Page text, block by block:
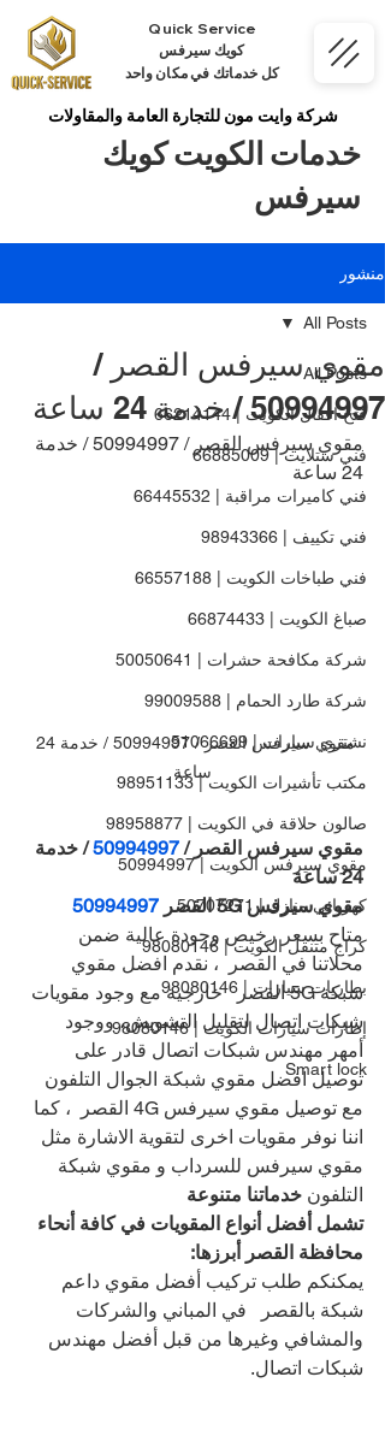
Quick Service
كويك سيرفس
كل خدماتك في مكان واحد
شركة وايت مون للتجارة العامة والمقاولات
خدمات الكويت كويك
سيرفس
منشور
All Posts
فتح اقفال الكويت | 66214144
فني ستلايت | 66885009
فني كاميرات مراقبة | 66445532
فني تكييف | 98943366
فني طباخات الكويت | 66557188
صباغ الكويت | 66874433
شركة مكافحة حشرات | 50050641
شركة طارد الحمام | 99009588
نشتري سيارات | 51066699
مكتب تأشيرات الكويت | 98951133
صالون حلاقة في الكويت | 98958877
مقوي سيرفس الكويت | 50994997
كهربائي منازل | 50707271
كراج متنقل الكويت | 98080146
بطاريات سيارات | 98080146
إطارات سيارات الكويت | 98080146
Smart lock
All Posts
مقوي سيرفس القصر /
50994997 / خدمة 24 ساعة
مقوي سيرفس القصر / 50994997 / خدمة
24 ساعة
ساعة
مقوي سيرفس القصر / 50994997 / خدمة
24 ساعة
مقوي سيرفس 5G القصر
50994997
متاح بسعر رخيص وجودة عالية ضمن
محلاتنا في القصر  ، نقدم افضل مقوي
شبكة 5G
القصر   خارجية مع وجود مقويات
شبكات اتصال لتقليل التشويش، ووجود
أمهر مهندس شبكات اتصال قادر على
توصيل افضل مقوي شبكة الجوال التلفون
مع توصيل مقوي سيرفس
4G القصر  ، كما
اننا نوفر مقويات اخرى لتقوية الاشارة مثل
مقوي سيرفس للسرداب و مقوي شبكة
التلفون خدماتنا متنوعة
تشمل أفضل أنواع المقويات في كافة أنحاء
محافظة القصر أبرزها:
يمكنكم طلب تركيب أفضل مقوي داعم
شبكة بالقصر   في المباني والشركات
والمشافي وغيرها من قبل أفضل مهندس
شبكات اتصال.